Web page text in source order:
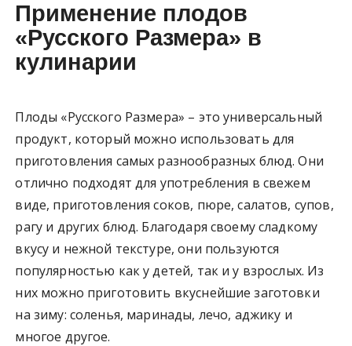
Применение плодов
«Русского Размера» в
кулинарии
Плоды «Русского Размера» – это универсальный
продукт, который можно использовать для
приготовления самых разнообразных блюд. Они
отлично подходят для употребления в свежем
виде, приготовления соков, пюре, салатов, супов,
рагу и других блюд. Благодаря своему сладкому
вкусу и нежной текстуре, они пользуются
популярностью как у детей, так и у взрослых. Из
них можно приготовить вкуснейшие заготовки
на зиму: соленья, маринады, лечо, аджику и
многое другое.